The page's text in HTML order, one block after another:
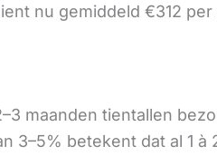
nu gemiddeld €312 per
maanden tientallen
3–5% betekent dat al 1 à